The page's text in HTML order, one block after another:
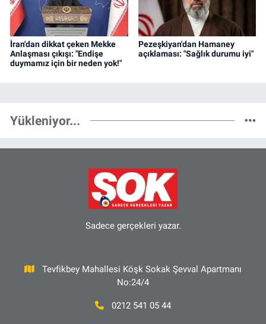
İran'dan dikkat çeken Mekke
Anlaşması çıkışı: "Endişe
duymamız için bir neden yok!"
Pezeşkiyan'dan Hamaney
açıklaması: "Sağlık durumu iyi"
Yükleniyor...
Sadece gerçekleri yazar.
Tevfikbey Mahallesi Köşk Sokak Şevval Apartmanı
No:24/4
0212 541 05 44